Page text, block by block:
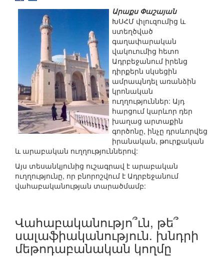
Արաքս Փաշայան
ԽՍՀՄ փլուզումից և
ստեղծված
գաղափարական
վակուումից հետո
Ադրբեջանում իրենց
դիրքերն սկսեցին
ամրապնդել առանձին
կրոնական
ուղղություններ: Այդ
հարցում կարևոր դեր
խաղաց արտաքին
գործոնը, ինչը դրսևորվեց
իրանական, թուրքական
և արաբական ուղղություններով:
Այս տեսանկյունից ուշագրավ է արաբական
ուղղությունը, որ բնորոշվում է Ադրբեջանում
վահաբականության տարածմամբ:
Վահաբականությո՞ւն, թե՞
սալաֆիականություն. խնդրի
մեթոդաբանական կողմը